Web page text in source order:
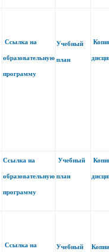
Ссылка на
образовательную
программу
Учебный
план
Ссылка на
образовательную
программу
Учебный
план
Ссылка на Учебный
Описание образовательной